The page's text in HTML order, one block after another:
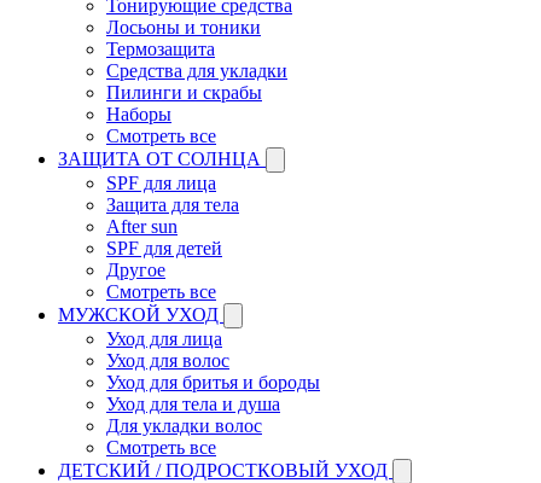
Тонирующие средства
Лосьоны и тоники
Термозащита
Средства для укладки
Пилинги и скрабы
Наборы
Смотреть все
ЗАЩИТА ОТ СОЛНЦА
SPF для лица
Защита для тела
After sun
SPF для детей
Другое
Смотреть все
МУЖСКОЙ УХОД
Уход для лица
Уход для волос
Уход для бритья и бороды
Уход для тела и душа
Для укладки волос
Смотреть все
ДЕТСКИЙ / ПОДРОСТКОВЫЙ УХОД